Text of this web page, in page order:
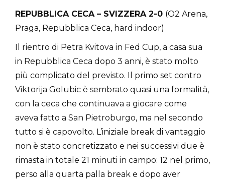
REPUBBLICA CECA – SVIZZERA 2-0 (O2 Arena,
Praga, Repubblica Ceca, hard indoor)
Il rientro di Petra Kvitova in Fed Cup, a casa sua
in Repubblica Ceca dopo 3 anni, è stato molto
più complicato del previsto. Il primo set contro
Viktorija Golubic è sembrato quasi una formalità,
con la ceca che continuava a giocare come
aveva fatto a San Pietroburgo, ma nel secondo
tutto si è capovolto. L’iniziale break di vantaggio
non è stato concretizzato e nei successivi due è
rimasta in totale 21 minuti in campo: 12 nel primo,
perso alla quarta palla break e dopo aver